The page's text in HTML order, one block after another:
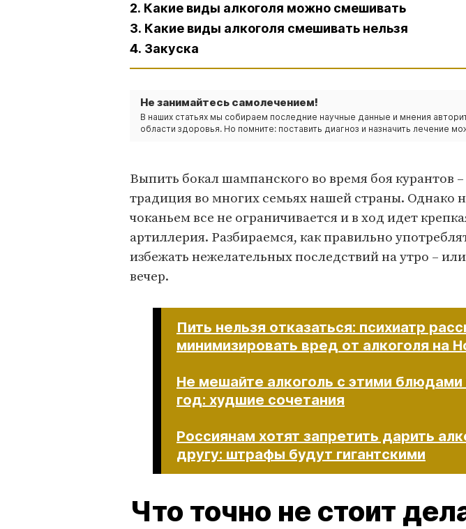
2. Какие виды алкоголя можно смешивать
3. Какие виды алкоголя смешивать нельзя
4. Закуска
Не занимайтесь самолечением!
В наших статьях мы собираем последние научные данные и мнения
области здоровья. Но помните: поставить диагноз и назначить лечение
Выпить бокал шампанского во время боя курантов
традиция во многих семьях нашей страны. Однако
чоканьем все не ограничивается и в ход идет
артиллерия. Разбираемся, как правильно
избежать нежелательных последствий на утро –
вечер.
Пить нельзя отказаться: психиатр
минимизировать вред от алкоголя на
Не мешайте алкоголь с этими
год: худшие сочетания
Россиянам хотят запретить дарить
другу: штрафы будут гигантскими​​​​​​​
Что точно не стоит